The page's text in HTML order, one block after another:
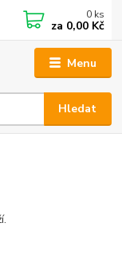
Menu
Hledat
0 ks
za 0,00 Kč